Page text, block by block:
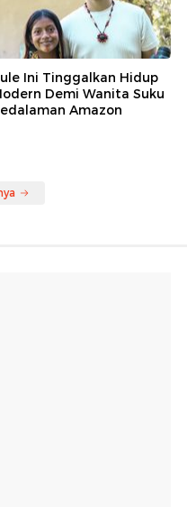
Ini Tinggalkan Hidup
Demi Wanita Suku
Amazon